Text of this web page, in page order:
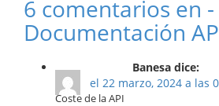
6 comentarios en -
Documentación
Banesa dice:
el 22 marzo, 2024 a las
Coste de la API